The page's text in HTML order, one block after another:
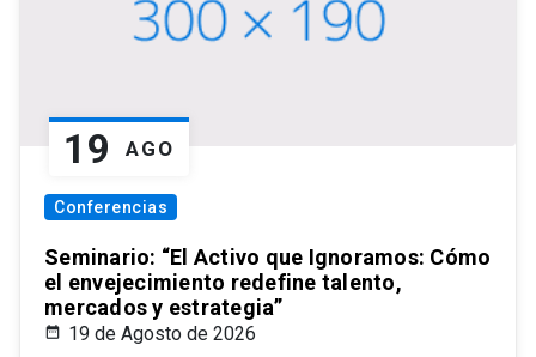
19 AGO
Conferencias
Seminario: “El Activo que Ignoramos: Cómo
el envejecimiento redefine talento,
mercados y estrategia”
19 de Agosto de 2026